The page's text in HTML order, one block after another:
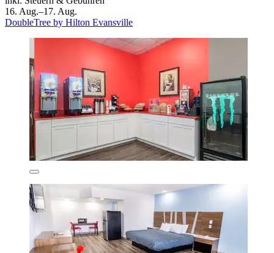
16. Aug.–17. Aug.
DoubleTree by Hilton Evansville